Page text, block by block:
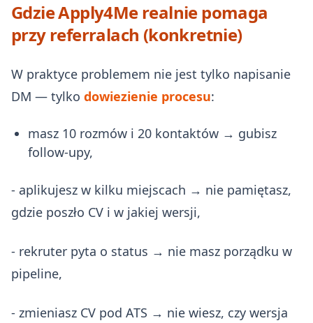
Gdzie Apply4Me realnie pomaga
przy referralach (konkretnie)
W praktyce problemem nie jest tylko napisanie
DM — tylko dowiezienie procesu:
masz 10 rozmów i 20 kontaktów → gubisz
follow-upy,
- aplikujesz w kilku miejscach → nie pamiętasz,
gdzie poszło CV i w jakiej wersji,
- rekruter pyta o status → nie masz porządku w
pipeline,
- zmieniasz CV pod ATS → nie wiesz, czy wersja